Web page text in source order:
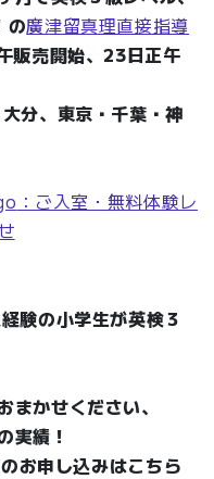
の廣津留真理直接指導
販売開始、23日正午
分、東京・千葉・神
：ご入室・無料体験レ
験の小学生が英検３
かせください、
実績！
お申し込みはこちら